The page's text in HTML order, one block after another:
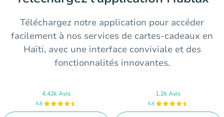
Téléchargez notre application pour accéder
facilement à nos services de cartes-cadeaux en
Haïti, avec une interface conviviale et des
fonctionnalités innovantes.
4.42k Avis
4.8
1.2k Avis
4.4